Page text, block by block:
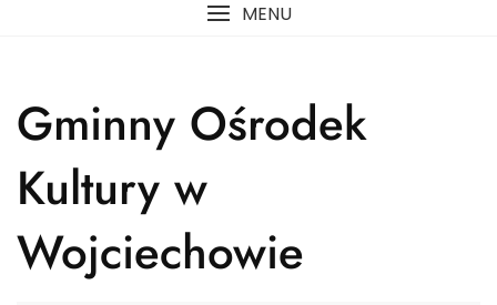
MENU
Gminny Ośrodek
Kultury w
Wojciechowie